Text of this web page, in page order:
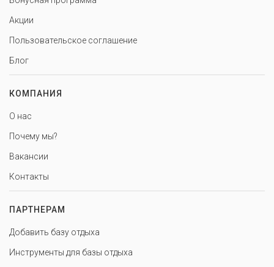
Акции
Пользовательское соглашение
Блог
КОМПАНИЯ
О нас
Почему мы?
Вакансии
Контакты
ПАРТНЕРАМ
Добавить базу отдыха
Инструменты для базы отдыха